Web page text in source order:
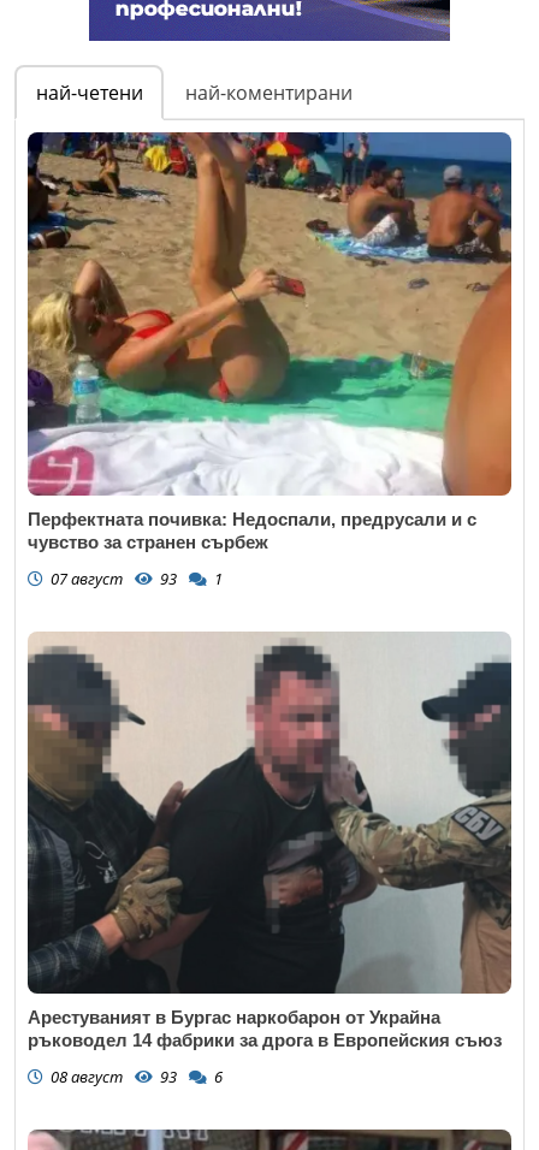
най-четени най-коментирани
Перфектната почивка: Недоспали, предрусали и с
чувство за странен сърбеж
07 август 93 1
Арестуваният в Бургас наркобарон от Украйна
ръководел 14 фабрики за дрога в Европейския съюз
08 август 93 6